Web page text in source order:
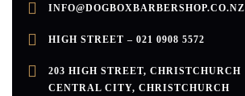
INFO@DOGBOXBARBERSHOP.CO.NZ
HIGH STREET – 021 0908 5572
203 HIGH STREET, CHRISTCHURCH
CENTRAL CITY, CHRISTCHURCH